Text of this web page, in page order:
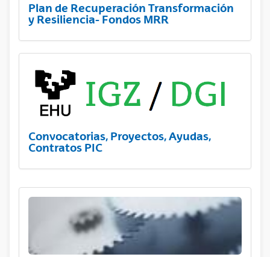
Plan de Recuperación Transformación
y Resiliencia- Fondos MRR
Convocatorias, Proyectos, Ayudas,
Contratos PIC